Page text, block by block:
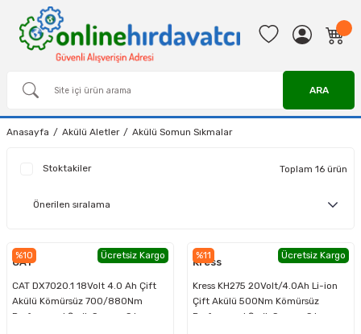
ARA
Anasayfa Akülü Aletler Akülü Somun Sıkmalar
Stoktakiler Toplam 16 ürün
%10 Ücretsiz Kargo
CAT
CAT DX7020.1 18Volt 4.0 Ah Çift
Akülü Kömürsüz 700/880Nm
Profesyonel Şarjlı Somun Sıkma +
%11 Ücretsiz Kargo
Kress
Kress KH275 20Volt/4.0Ah Li-ion
Çift Akülü 500Nm Kömürsüz
Profesyonel Şarjlı Somun Sıkma